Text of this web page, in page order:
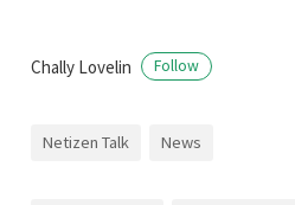
Chally Lovelin Follow
Netizen Talk News